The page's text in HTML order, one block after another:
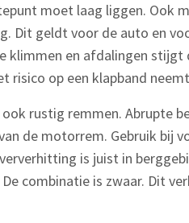
moet laag liggen. Ook
Dit geldt voor de auto en
klimmen en afdalingen
risico op een klapband
rustig remmen. Abrupte
de motorrem. Gebruik bij
is juist in
combinatie is zwaar. Dit